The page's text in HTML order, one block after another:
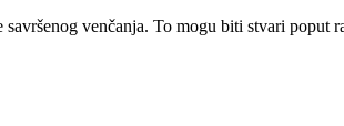
venčanja. To mogu biti stvari